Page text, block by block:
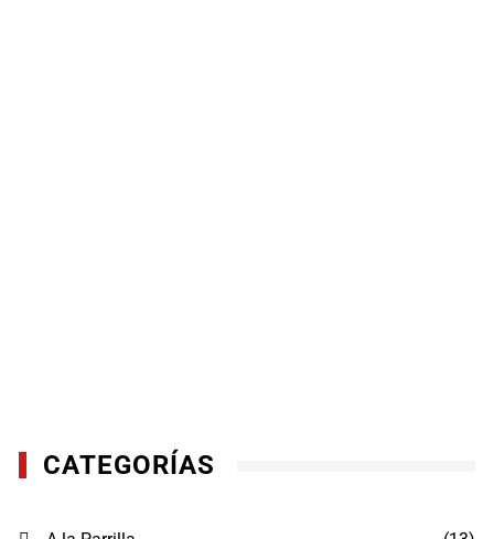
CATEGORÍAS